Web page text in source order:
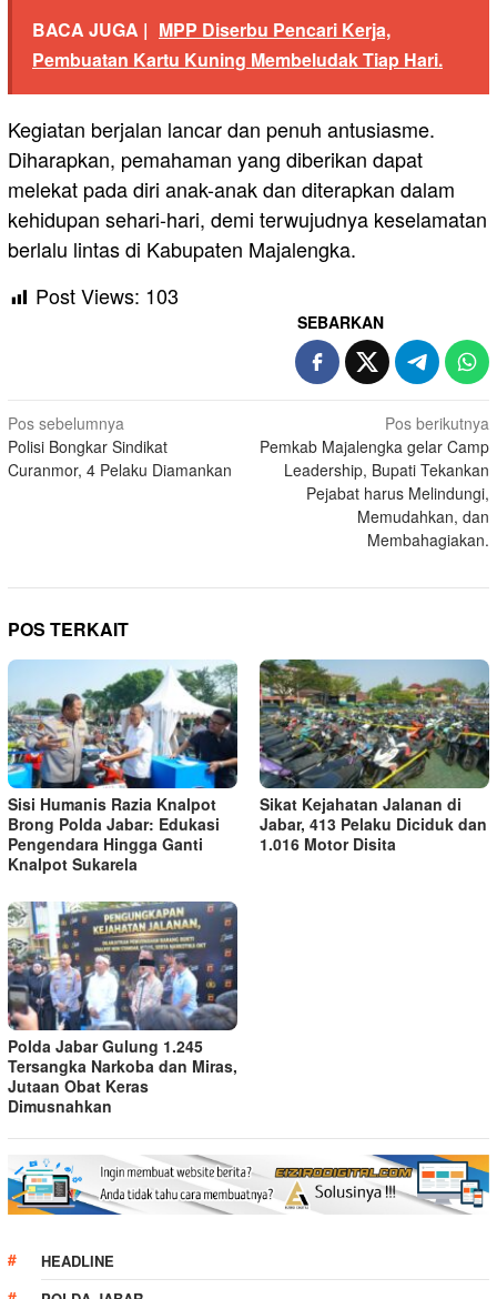
BACA JUGA | MPP Diserbu Pencari Kerja,
Pembuatan Kartu Kuning Membeludak Tiap Hari.
Kegiatan berjalan lancar dan penuh antusiasme.
Diharapkan, pemahaman yang diberikan dapat
melekat pada diri anak-anak dan diterapkan dalam
kehidupan sehari-hari, demi terwujudnya keselamatan
berlalu lintas di Kabupaten Majalengka.
Post Views: 103
SEBARKAN
Navigasi
pos
Pos sebelumnya
Polisi Bongkar Sindikat
Curanmor, 4 Pelaku Diamankan
Pos berikutnya
Pemkab Majalengka gelar Camp
Leadership, Bupati Tekankan
Pejabat harus Melindungi,
Memudahkan, dan
Membahagiakan.
POS TERKAIT
Sisi Humanis Razia Knalpot
Brong Polda Jabar: Edukasi
Pengendara Hingga Ganti
Knalpot Sukarela
Sikat Kejahatan Jalanan di
Jabar, 413 Pelaku Diciduk dan
1.016 Motor Disita
Polda Jabar Gulung 1.245
Tersangka Narkoba dan Miras,
Jutaan Obat Keras
Dimusnahkan
HEADLINE